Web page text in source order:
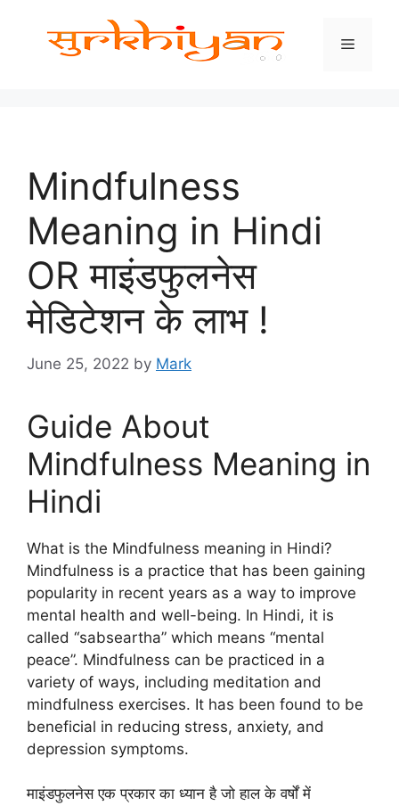
Menu
Mindfulness
Meaning in Hindi
OR माइंडफुलनेस
मेडिटेशन के लाभ !
June 25, 2022 by Mark
Guide About
Mindfulness Meaning in
Hindi
What is the Mindfulness meaning in Hindi?
Mindfulness is a practice that has been gaining
popularity in recent years as a way to improve
mental health and well-being. In Hindi, it is
called “sabseartha” which means “mental
peace”. Mindfulness can be practiced in a
variety of ways, including meditation and
mindfulness exercises. It has been found to be
beneficial in reducing stress, anxiety, and
depression symptoms.
माइंडफुलनेस एक प्रकार का ध्यान है जो हाल के वर्षों में